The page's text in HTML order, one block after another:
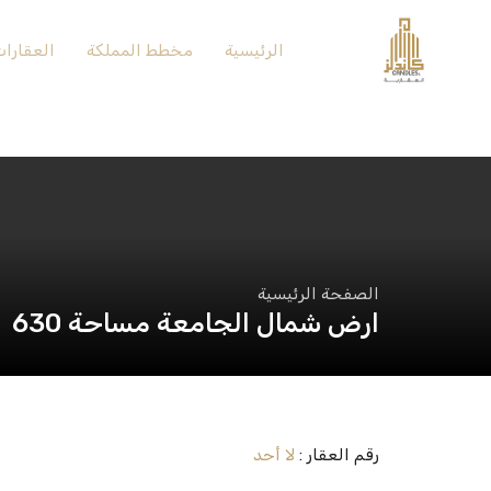
الرئيسية مخطط المملكة
الصفحة الرئيسية
ارض شمال الجامعة مساحة 630
رقم العقار : لا أحد